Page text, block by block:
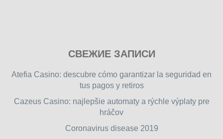
free
games
СВЕЖИЕ ЗАПИСИ
Atefia Casino: descubre cómo garantizar la seguridad en
tus pagos y retiros
Cazeus Casino: najlepšie automaty a rýchle výplaty pre
hráčov
Coronavirus disease 2019